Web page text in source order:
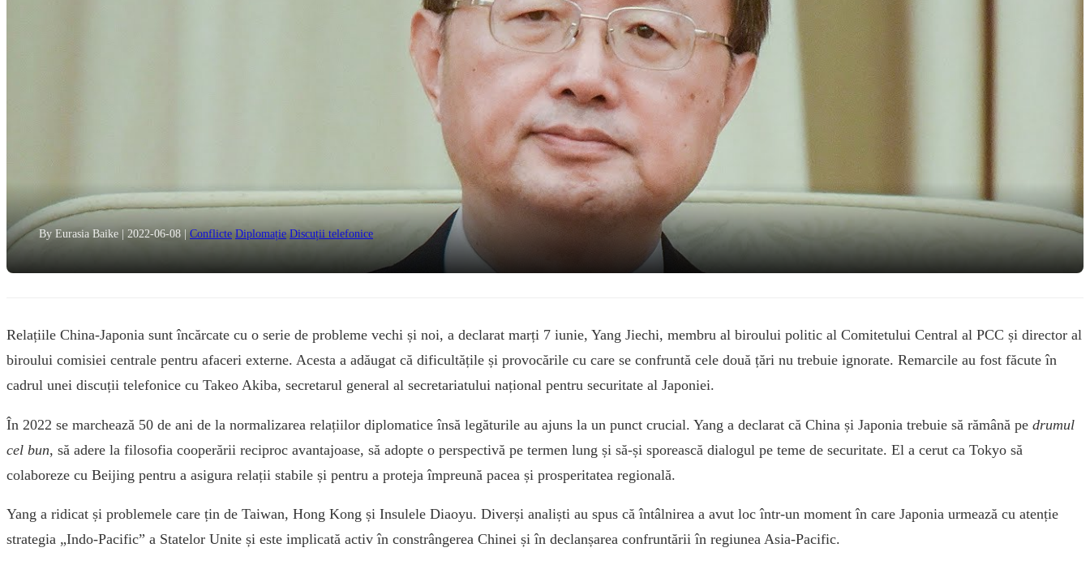
By Eurasia Baike | 2022-06-08 | Conflicte Diplomație Discuții telefonice
Relațiile China-Japonia sunt încărcate cu o serie de probleme vechi și noi, a declarat marți 7 iunie, Yang Jiechi, membru al biroului politic al Comitetului Central al PCC și director al
biroului comisiei centrale pentru afaceri externe. Acesta a adăugat că dificultățile și provocările cu care se confruntă cele două țări nu trebuie ignorate. Remarcile au fost făcute în
cadrul unei discuții telefonice cu Takeo Akiba, secretarul general al secretariatului național pentru securitate al Japoniei.
În 2022 se marchează 50 de ani de la normalizarea relațiilor diplomatice însă legăturile au ajuns la un punct crucial. Yang a declarat că China și Japonia trebuie să rămână pe drumul
cel bun, să adere la filosofia cooperării reciproc avantajoase, să adopte o perspectivă pe termen lung și să-și sporească dialogul pe teme de securitate. El a cerut ca Tokyo să
colaboreze cu Beijing pentru a asigura relații stabile și pentru a proteja împreună pacea și prosperitatea regională.
Yang a ridicat și problemele care țin de Taiwan, Hong Kong și Insulele Diaoyu. Diverși analiști au spus că întâlnirea a avut loc într-un moment în care Japonia urmează cu atenție
strategia „Indo-Pacific” a Statelor Unite și este implicată activ în constrângerea Chinei și în declanșarea confruntării în regiunea Asia-Pacific.